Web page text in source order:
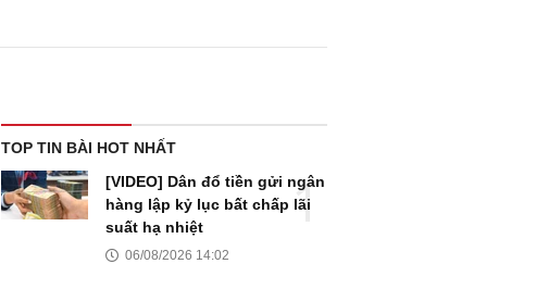
TOP TIN BÀI HOT NHẤT
[VIDEO] Dân đổ tiền gửi ngân
hàng lập kỷ lục bất chấp lãi
suất hạ nhiệt
06/08/2026 14:02